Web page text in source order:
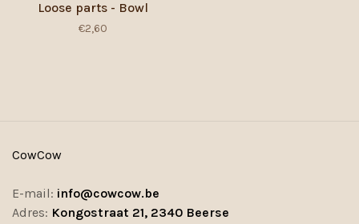
Loose parts - Bowl
€2,60
CowCow
E-mail: info@cowcow.be
Adres: Kongostraat 21, 2340 Beerse